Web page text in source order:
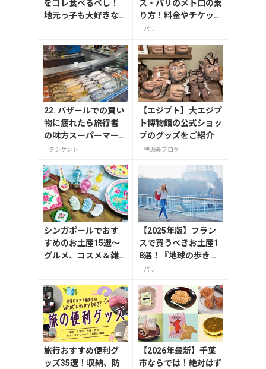
をコレ食べるべし！
地元っ子も大好きな
ス・パリのメトロの乗
り方！料金やチケット
の種類、注意点を解説
パリ
22. バザールでの買い
物に疲れたら旅行者
の味方スーパーマー
ケットへ！タシケン
タシケント
【エジプト】大エジプ
ト博物館の公式ショッ
プのグッズをご紹介
特派員ブログ
シンガポールでおす
すめのお土産15選～
グルメ、コスメ＆雑
【2025年版】フラン
スで買うべきお土産1
8選！『地球の歩き
方』編集者おすすめの
介
パリ
旅行おすすめ便利グ
ッズ35選！収納、防
【2026年最新】千葉
市ならでは！絶対はず